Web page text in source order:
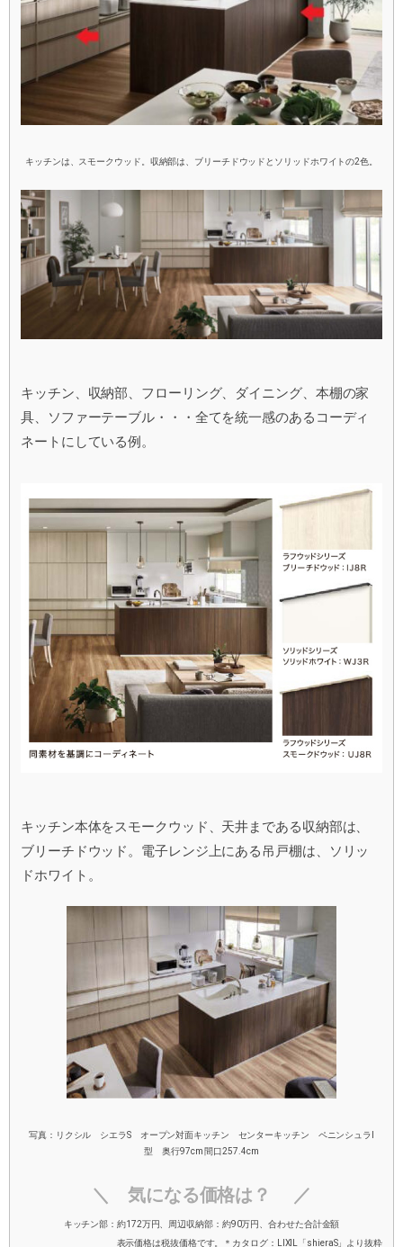
キッチンは、スモークウッド。収納部は、ブリーチドウッドとソリッドホワイトの2色。
キッチン、収納部、フローリング、ダイニング、本棚の家
具、ソファーテーブル・・・全てを統一感のあるコーディ
ネートにしている例。
キッチン本体をスモークウッド、天井まである収納部は、
ブリーチドウッド。電子レンジ上にある吊戸棚は、ソリッ
ドホワイト。
写真：リクシル シエラS オープン対面キッチン センターキッチン ペニンシュラI
型 奥行97cm 間口257.4cm
＼ 気になる価格は？ ／
キッチン部：約172万円、周辺収納部：約90万円、合わせた合計金額
表示価格は税抜価格です。＊カタログ：LIXIL「shieraS」より抜粋